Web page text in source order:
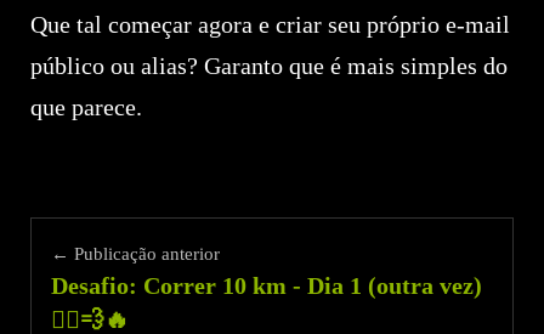
Que tal começar agora e criar seu próprio e-mail
público ou alias? Garanto que é mais simples do
que parece.
← Publicação anterior
Desafio: Correr 10 km - Dia 1 (outra vez)
🏃‍♂️💨🔥